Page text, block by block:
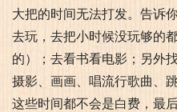
大把的时间无法打发。告诉
去玩，去把小时候没玩够的
的）；去看书看电影；另外
摄影、画画、唱流行歌曲、
这些时间都不会是白费，最